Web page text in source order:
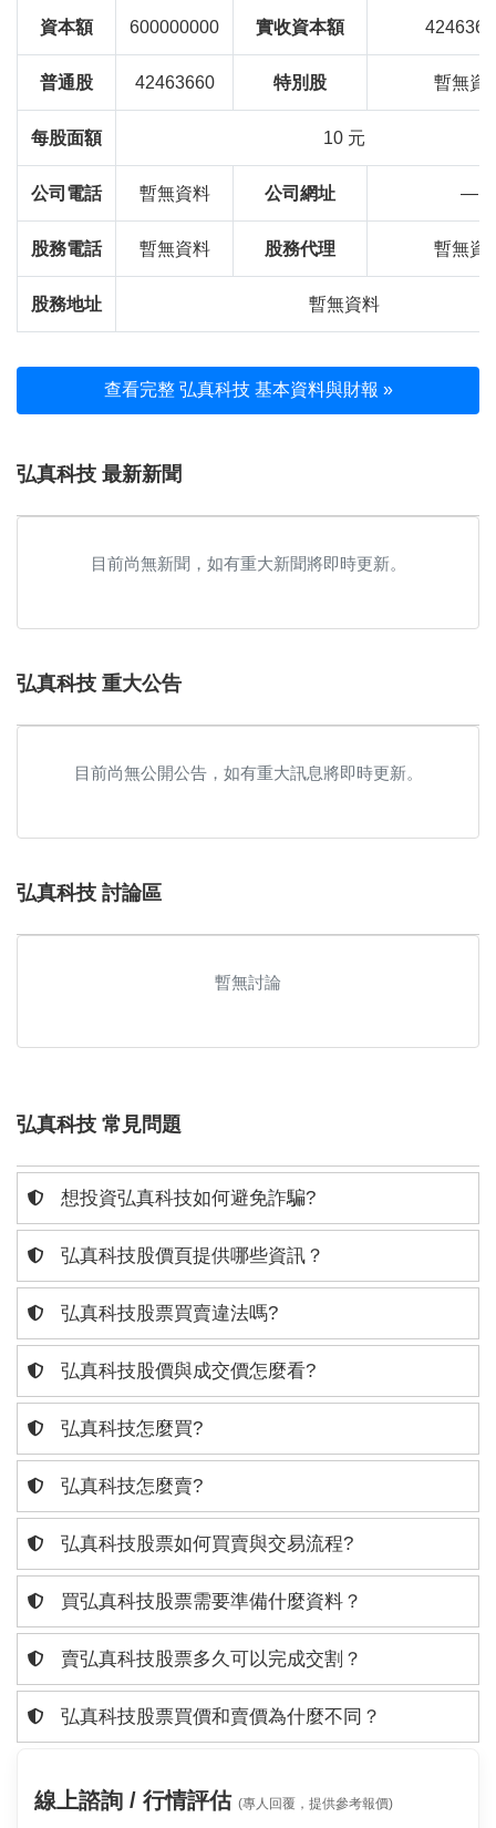
資本額 600000000 實收資本額
普通股 42463660 特別股 暫無資
每股面額 10 元
公司電話 暫無資料 公司網址 —
股務電話 暫無資料 股務代理 暫無資
股務地址 暫無資料
查看完整 弘真科技 基本資料與財報 »
弘真科技 最新新聞
目前尚無新聞，如有重大新聞將即時更新。
弘真科技 重大公告
目前尚無公開公告，如有重大訊息將即時更新。
弘真科技 討論區
暫無討論
弘真科技 常見問題
想投資弘真科技如何避免詐騙?
弘真科技股價頁提供哪些資訊？
弘真科技股票買賣違法嗎?
弘真科技股價與成交價怎麼看?
弘真科技怎麼買?
弘真科技怎麼賣?
弘真科技股票如何買賣與交易流程?
買弘真科技股票需要準備什麼資料？
賣弘真科技股票多久可以完成交割？
弘真科技股票買價和賣價為什麼不同？
線上諮詢 / 行情評估 (專人回覆，提供參考報價)